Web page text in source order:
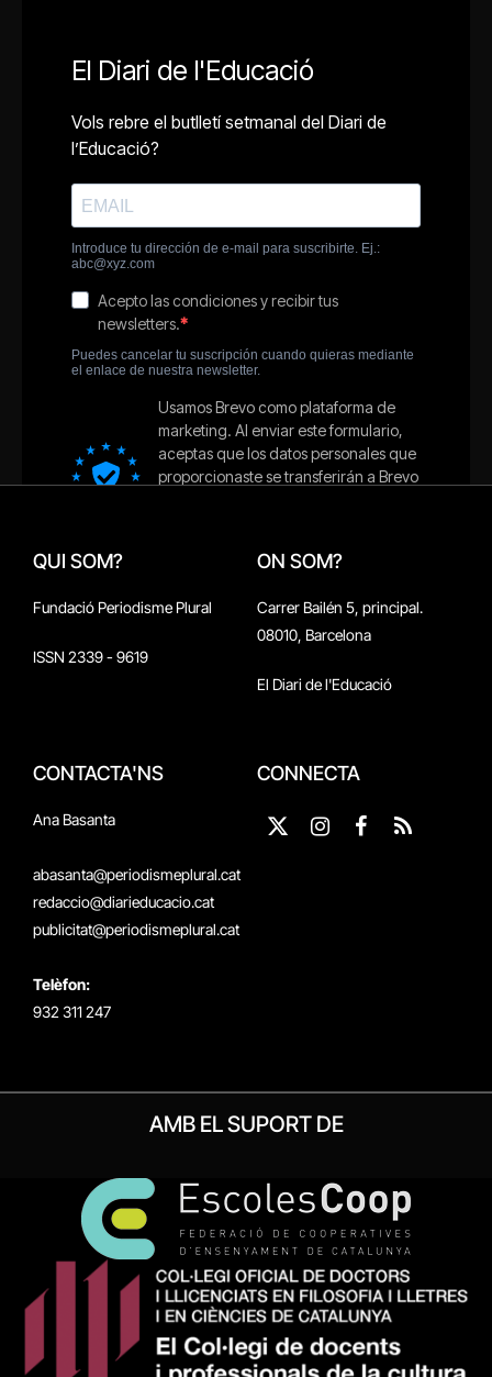
QUI SOM?
Fundació Periodisme Plural
ISSN 2339 - 9619
ON SOM?
Carrer Bailén 5, principal.
08010, Barcelona
El Diari de l'Educació
CONTACTA'NS
Ana Basanta
abasanta@periodismeplural.cat
redaccio@diarieducacio.cat
publicitat@periodismeplural.cat
Telèfon:
932 311 247
CONNECTA
X
Instagram
Facebook
RSS
AMB EL SUPORT DE